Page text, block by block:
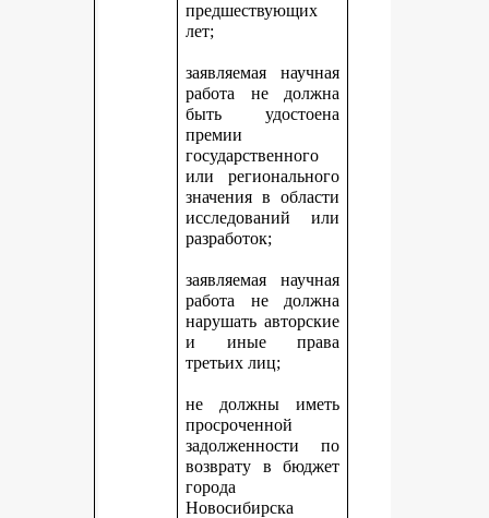
предшествующих
лет;
заявляемая научная
работа не должна
быть удостоена
премии
государственного
или регионального
значения в области
исследований или
разработок;
заявляемая научная
работа не должна
нарушать авторские
и иные права
третьих лиц;
не должны иметь
просроченной
задолженности по
возврату в бюджет
города
Новосибирска